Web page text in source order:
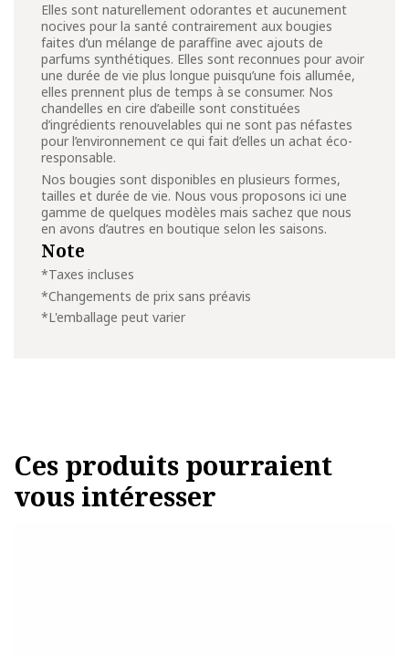
Elles sont naturellement odorantes et aucunement
nocives pour la santé contrairement aux bougies
faites d’un mélange de paraffine avec ajouts de
parfums synthétiques. Elles sont reconnues pour avoir
une durée de vie plus longue puisqu’une fois allumée,
elles prennent plus de temps à se consumer. Nos
chandelles en cire d’abeille sont constituées
d’ingrédients renouvelables qui ne sont pas néfastes
pour l’environnement ce qui fait d’elles un achat éco-
responsable.
Nos bougies sont disponibles en plusieurs formes,
tailles et durée de vie. Nous vous proposons ici une
gamme de quelques modèles mais sachez que nous
en avons d’autres en boutique selon les saisons.
Note
*Taxes incluses
*Changements de prix sans préavis
*L'emballage peut varier
Ces produits pourraient
vous intéresser